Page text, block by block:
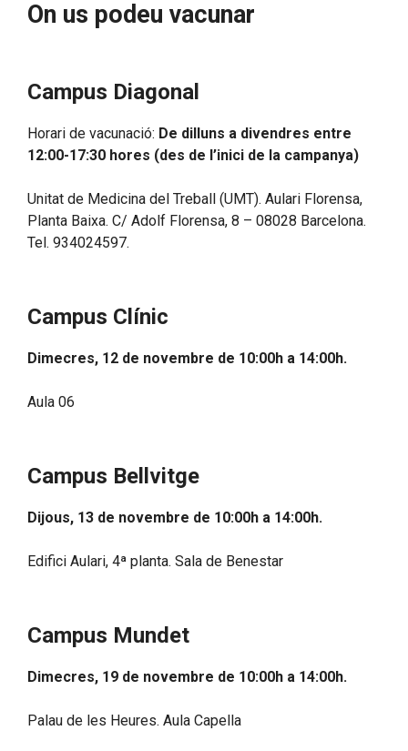
On us podeu vacunar
Campus Diagonal
Horari de vacunació: De dilluns a divendres entre
12:00-17:30 hores (des de l’inici de la campanya)
Unitat de Medicina del Treball (UMT). Aulari Florensa,
Planta Baixa. C/ Adolf Florensa, 8 – 08028 Barcelona.
Tel. 934024597.
Campus Clínic
Dimecres, 12 de novembre de 10:00h a 14:00h.
Aula 06
Campus Bellvitge
Dijous, 13 de novembre de 10:00h a 14:00h.
Edifici Aulari, 4ª planta. Sala de Benestar
Campus Mundet
Dimecres, 19 de novembre de 10:00h a 14:00h.
Palau de les Heures. Aula Capella